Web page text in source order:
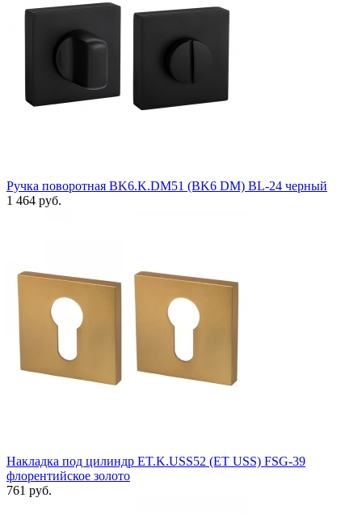
Ручка поворотная BK6.K.DM51 (BK6 DM) BL-24 черный
1 464 руб.
Накладка под цилиндр ET.K.USS52 (ET USS) FSG-39
флорентийское золото
761 руб.